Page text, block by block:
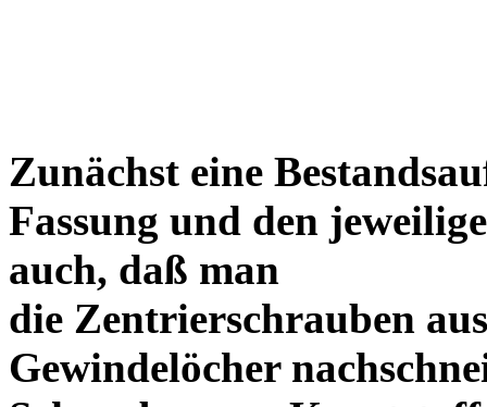
Zunächst eine
Fassung und den
auch, daß man
die Zentrierschrauben
Gewindelöcher